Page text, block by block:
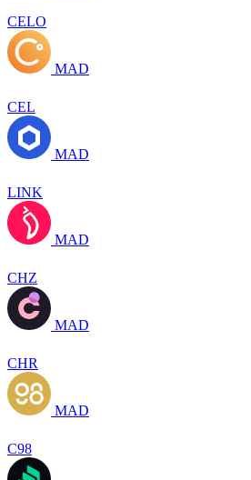
CELO
MAD
CEL
MAD
LINK
MAD
CHZ
MAD
CHR
MAD
C98